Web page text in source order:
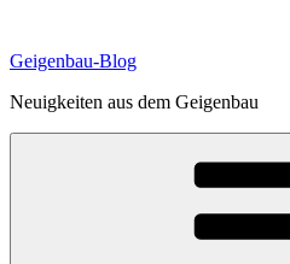
springen
Geigenbau-Blog
Neuigkeiten aus dem Geigenbau